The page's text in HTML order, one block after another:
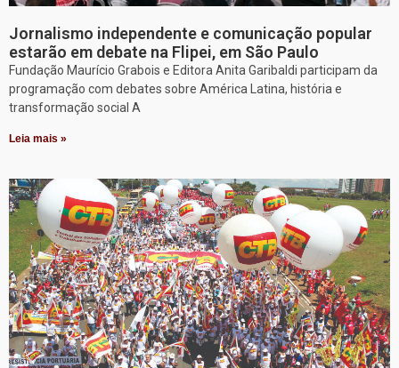
Jornalismo independente e comunicação popular
estarão em debate na Flipei, em São Paulo
Fundação Maurício Grabois e Editora Anita Garibaldi participam da
programação com debates sobre América Latina, história e
transformação social A
Leia mais »